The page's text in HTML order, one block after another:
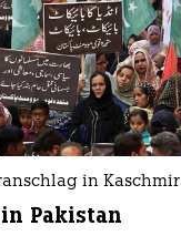
in Kaschmir
Pakistan